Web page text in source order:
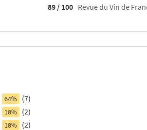
89 / 100 Revue du Vin de
64% (7)
18% (2)
18% (2)